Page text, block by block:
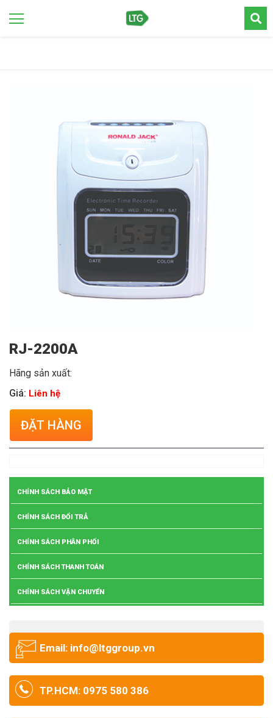
RJ-2200A
Hãng sản xuất:
Giá: Liên hệ
ĐẶT HÀNG
CHÍNH SÁCH BẢO MẬT
CHÍNH SÁCH ĐỔI TRẢ
CHÍNH SÁCH PHÂN PHỐI
CHÍNH SÁCH THANH TOÁN
CHÍNH SÁCH VẬN CHUYỂN
Email: info@ltggroup.vn
TP.HCM: 0975 580 386